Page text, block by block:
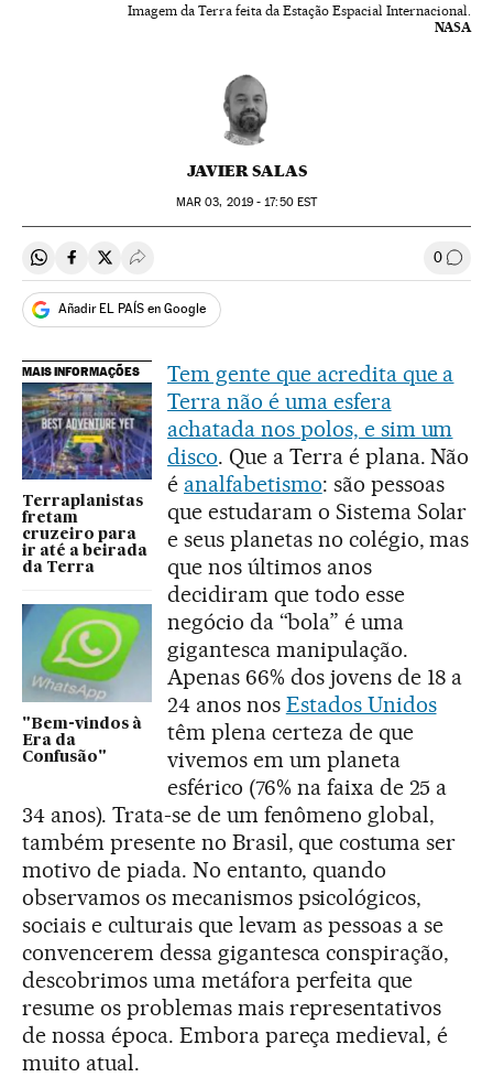
Imagem da Terra feita da Estação Espacial Internacional.
NASA
JAVIER SALAS
MAR 03, 2019 - 17:50EST
Compartir en Whatsapp
Compartir en Facebook
Compartir en Twitter
Desplegar Redes Sociales 0
Añadir EL PAÍS en Google
MAIS INFORMAÇÕES
Terraplanistas
fretam
cruzeiro para
ir até a beirada
da Terra
"Bem-vindos à
Era da
Confusão"
Tem gente que acredita que a
Terra não é uma esfera
achatada nos polos, e sim um
disco. Que a Terra é plana. Não
é analfabetismo: são pessoas
que estudaram o Sistema Solar
e seus planetas no colégio, mas
que nos últimos anos
decidiram que todo esse
negócio da “bola” é uma
gigantesca manipulação.
Apenas 66% dos jovens de 18 a
24 anos nos Estados Unidos
têm plena certeza de que
vivemos em um planeta
esférico (76% na faixa de 25 a
34 anos). Trata-se de um fenômeno global,
também presente no Brasil, que costuma ser
motivo de piada. No entanto, quando
observamos os mecanismos psicológicos,
sociais e culturais que levam as pessoas a se
convencerem dessa gigantesca conspiração,
descobrimos uma metáfora perfeita que
resume os problemas mais representativos
de nossa época. Embora pareça medieval, é
muito atual.